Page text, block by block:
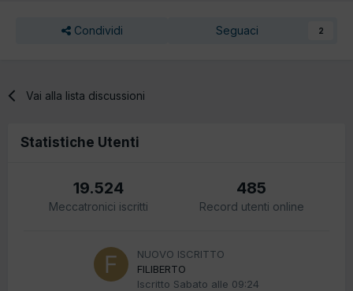
Condividi Seguaci 2
Vai alla lista discussioni
Statistiche Utenti
19.524
Meccatronici iscritti
485
Record utenti online
NUOVO ISCRITTO
FILIBERTO
Iscritto Sabato alle 09:24